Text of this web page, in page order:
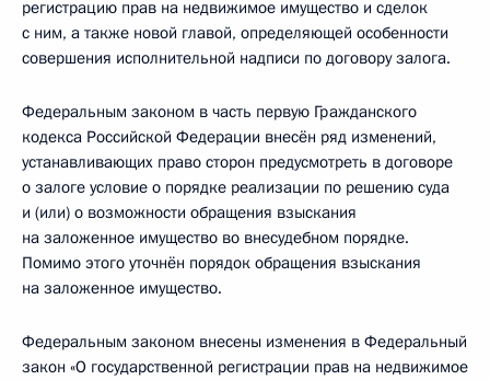
регистрацию прав на недвижимое имущество и сделок
с ним, а также новой главой, определяющей особенности
совершения исполнительной надписи по договору залога.
Федеральным законом в часть первую Гражданского
кодекса Российской Федерации внесён ряд изменений,
устанавливающих право сторон предусмотреть в договоре
о залоге условие о порядке реализации по решению суда
и (или) о возможности обращения взыскания
на заложенное имущество во внесудебном порядке.
Помимо этого уточнён порядок обращения взыскания
на заложенное имущество.
Федеральным законом внесены изменения в Федеральный
закон «О государственной регистрации прав на недвижимое